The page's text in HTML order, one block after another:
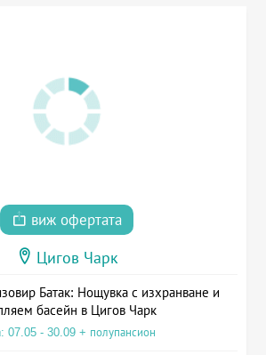
виж офертата
Цигов Чарк
Батак: Нощувка с изхранване и
басейн в Цигов Чарк
07.05 - 30.09 + полупансион